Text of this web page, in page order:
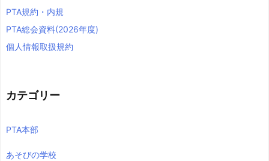
PTA規約・内規
PTA総会資料(2026年度)
個人情報取扱規約
カテゴリー
PTA本部
あそびの学校